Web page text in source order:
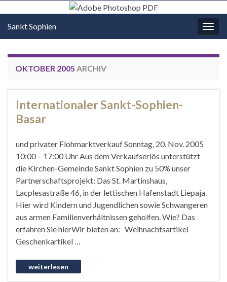
Sankt Sophien
OKTOBER 2005 ARCHIV
Internationaler Sankt-Sophien-
Basar
und privater Flohmarktverkauf Sonntag, 20. Nov. 2005
10:00 – 17:00 Uhr Aus dem Verkaufserlös unterstützt
die Kirchen-Gemeinde Sankt Sophien zu 50% unser
Partnerschaftsprojekt: Das St. Martinshaus,
Lacplesastraße 46, in der lettischen Hafenstadt Liepaja.
Hier wird Kindern und Jugendlichen sowie Schwangeren
aus armen Familienverhältnissen geholfen. Wie? Das
erfahren Sie hierWir bieten an: Weihnachtsartikel
Geschenkartikel …